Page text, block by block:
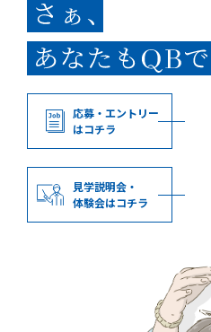
応募・エントリー
はコチラ
見学説明会・
体験会はコチラ